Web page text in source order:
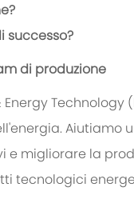
successo?
di produzione
Technology
e migliorare la
tecnologici